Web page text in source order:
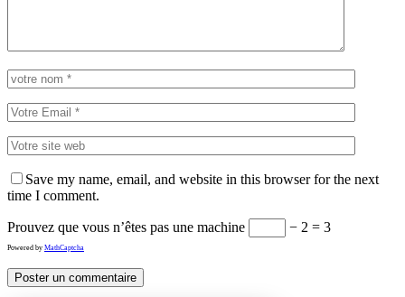
Save my name, email, and website in this browser for the next
time I comment.
Prouvez que vous n’êtes pas une machine − 2 = 3
Powered by MathCaptcha